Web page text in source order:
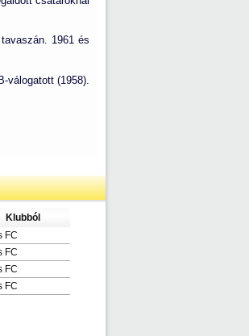
1961 és
válogatott (1958).
Klubból
FC
FC
FC
FC